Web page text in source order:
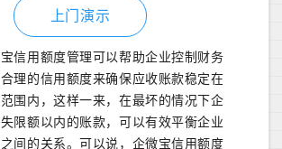
上门演示
信用额度管理可以帮助企业控制财务
理的信用额度来确保应收账款稳定在
围内，这样一来，在最坏的情况下企
限额以内的账款，可以有效平衡企业
间的关系。可以说，企微宝信用额度